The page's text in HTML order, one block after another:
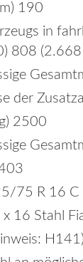
190
in
808
der
2500
75 R 16
x 16 Stahl